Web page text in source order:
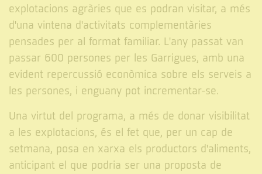
explotacions agràries que es podran visitar, a més
d'una vintena d'activitats complementàries
pensades per al format familiar. L'any passat van
passar 600 persones per les Garrigues, amb una
evident repercussió econòmica sobre els serveis a
les persones, i enguany pot incrementar-se.
Una virtut del programa, a més de donar visibilitat
a les explotacions, és el fet que, per un cap de
setmana, posa en xarxa els productors d'aliments,
anticipant el que podria ser una proposta de